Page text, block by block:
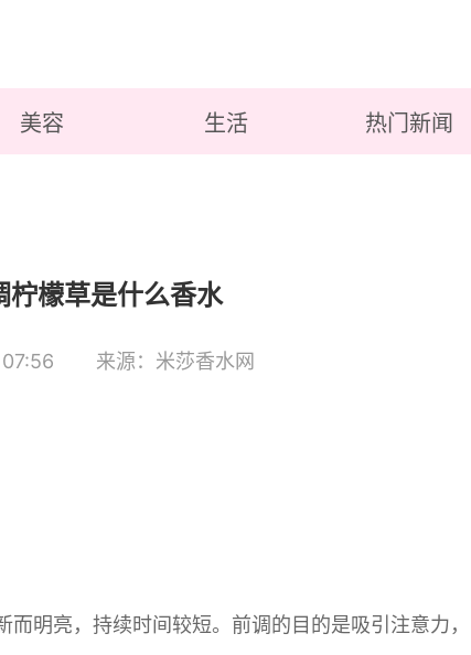
美容 生活 热门新闻
柠檬草是什么香水
来源：米莎香水网
明亮，持续时间较短。前调的目的是吸引注意力，